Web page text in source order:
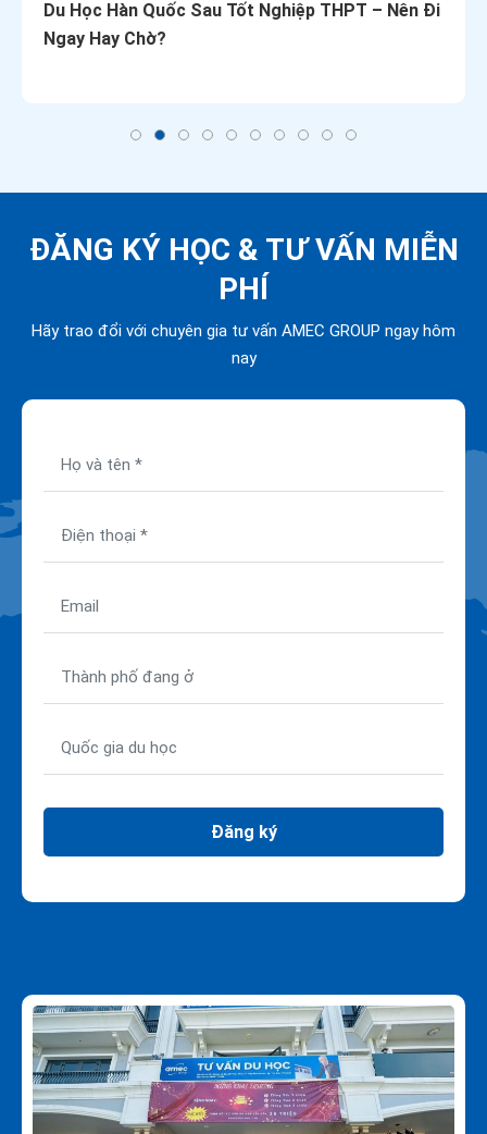
Du Học Hàn Quốc Sau Tốt Nghiệp THPT – Nên Đi
Ngay Hay Chờ?
ĐĂNG KÝ HỌC & TƯ VẤN MIỄN
PHÍ
Hãy trao đổi với chuyên gia tư vấn AMEC GROUP ngay hôm
nay
Đăng ký